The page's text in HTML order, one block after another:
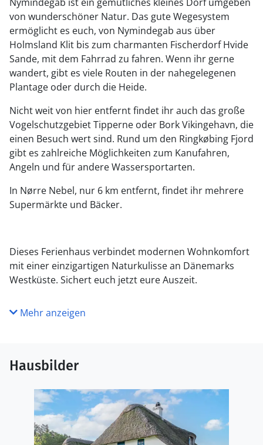
von wunderschöner Natur. Das gute Wegesystem
ermöglicht es euch, von Nymindegab aus über
Holmsland Klit bis zum charmanten Fischerdorf Hvide
Sande, mit dem Fahrrad zu fahren. Wenn ihr gerne
wandert, gibt es viele Routen in der nahegelegenen
Plantage oder durch die Heide.
Nicht weit von hier entfernt findet ihr auch das große
Vogelschutzgebiet Tipperne oder Bork Vikingehavn, die
einen Besuch wert sind. Rund um den Ringkøbing Fjord
gibt es zahlreiche Möglichkeiten zum Kanufahren,
Angeln und für andere Wassersportarten.
In Nørre Nebel, nur 6 km entfernt, findet ihr mehrere
Supermärkte und Bäcker.
Dieses Ferienhaus verbindet modernen Wohnkomfort
mit einer einzigartigen Naturkulisse an Dänemarks
Westküste. Sichert euch jetzt eure Auszeit.
Mehr anzeigen
Hausbilder